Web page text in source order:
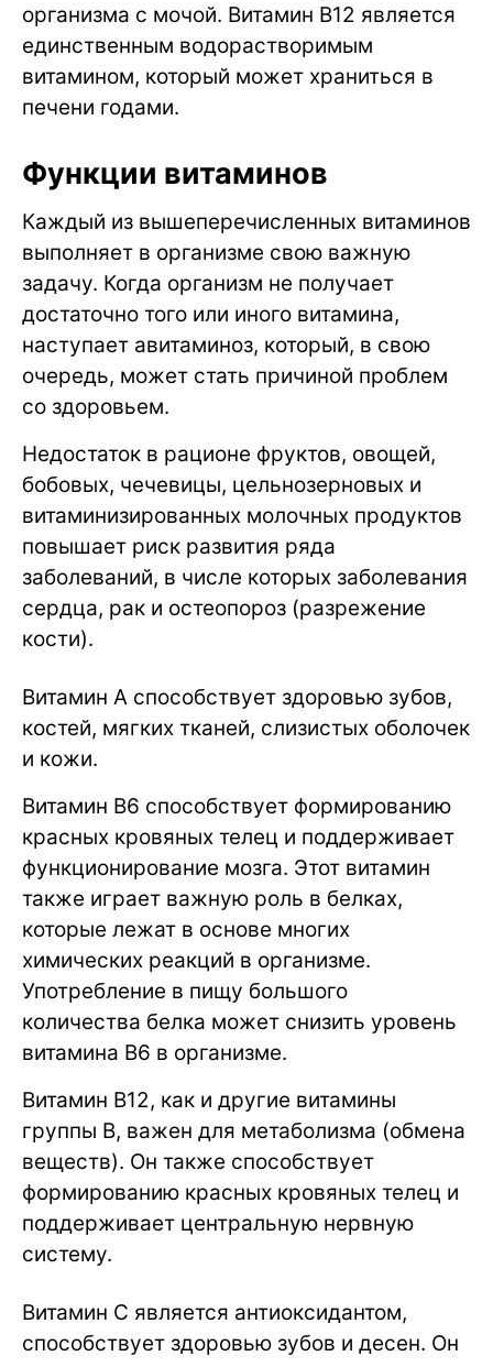
организма с мочой. Витамин B12 является
единственным водорастворимым
витамином, который может храниться в
печени годами.
Функции витаминов
Каждый из вышеперечисленных витаминов
выполняет в организме свою важную
задачу. Когда организм не получает
достаточно того или иного витамина,
наступает авитаминоз, который, в свою
очередь, может стать причиной проблем
со здоровьем.
Недостаток в рационе фруктов, овощей,
бобовых, чечевицы, цельнозерновых и
витаминизированных молочных продуктов
повышает риск развития ряда
заболеваний, в числе которых заболевания
сердца, рак и остеопороз (разрежение
кости).
Витамин A способствует здоровью зубов,
костей, мягких тканей, слизистых оболочек
и кожи.
Витамин B6 способствует формированию
красных кровяных телец и поддерживает
функционирование мозга. Этот витамин
также играет важную роль в белках,
которые лежат в основе многих
химических реакций в организме.
Употребление в пищу большого
количества белка может снизить уровень
витамина B6 в организме.
Витамин B12, как и другие витамины
группы B, важен для метаболизма (обмена
веществ). Он также способствует
формированию красных кровяных телец и
поддерживает центральную нервную
систему.
Витамин C является антиоксидантом,
способствует здоровью зубов и десен. Он